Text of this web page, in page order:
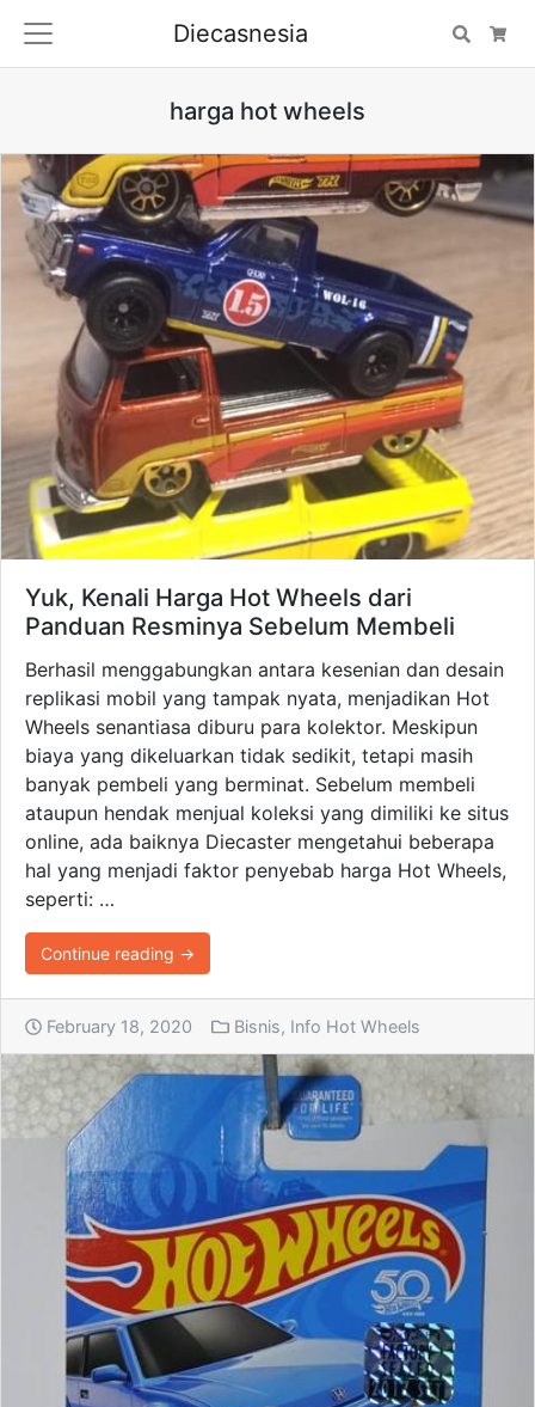
Diecasnesia Search
harga hot wheels
Yuk, Kenali Harga Hot Wheels dari
Panduan Resminya Sebelum Membeli
Berhasil menggabungkan antara kesenian dan desain
replikasi mobil yang tampak nyata, menjadikan Hot
Wheels senantiasa diburu para kolektor. Meskipun
biaya yang dikeluarkan tidak sedikit, tetapi masih
banyak pembeli yang berminat. Sebelum membeli
ataupun hendak menjual koleksi yang dimiliki ke situs
online, ada baiknya Diecaster mengetahui beberapa
hal yang menjadi faktor penyebab harga Hot Wheels,
seperti: …
Continue reading →
February 18, 2020 Bisnis, Info Hot Wheels